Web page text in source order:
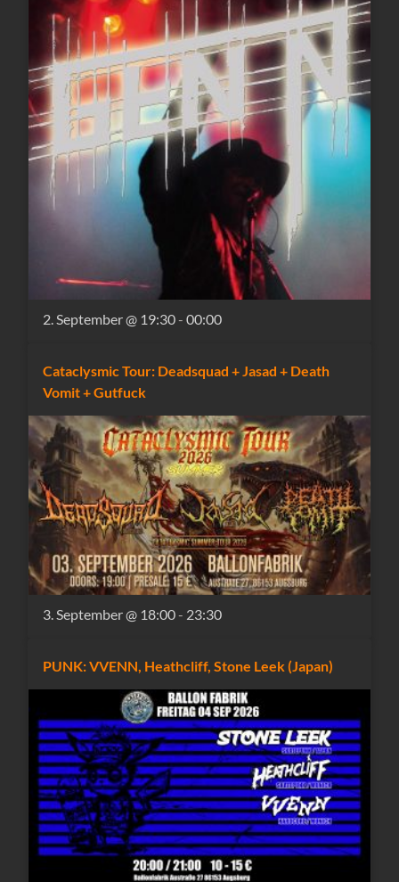
2. September @ 19:30-00:00
Cataclysmic Tour: Deadsquad + Jasad + Death
Vomit + Gutfuck
3. September @ 18:00- 23:30
PUNK: VVENN, Heathcliff, Stone Leek (Japan)